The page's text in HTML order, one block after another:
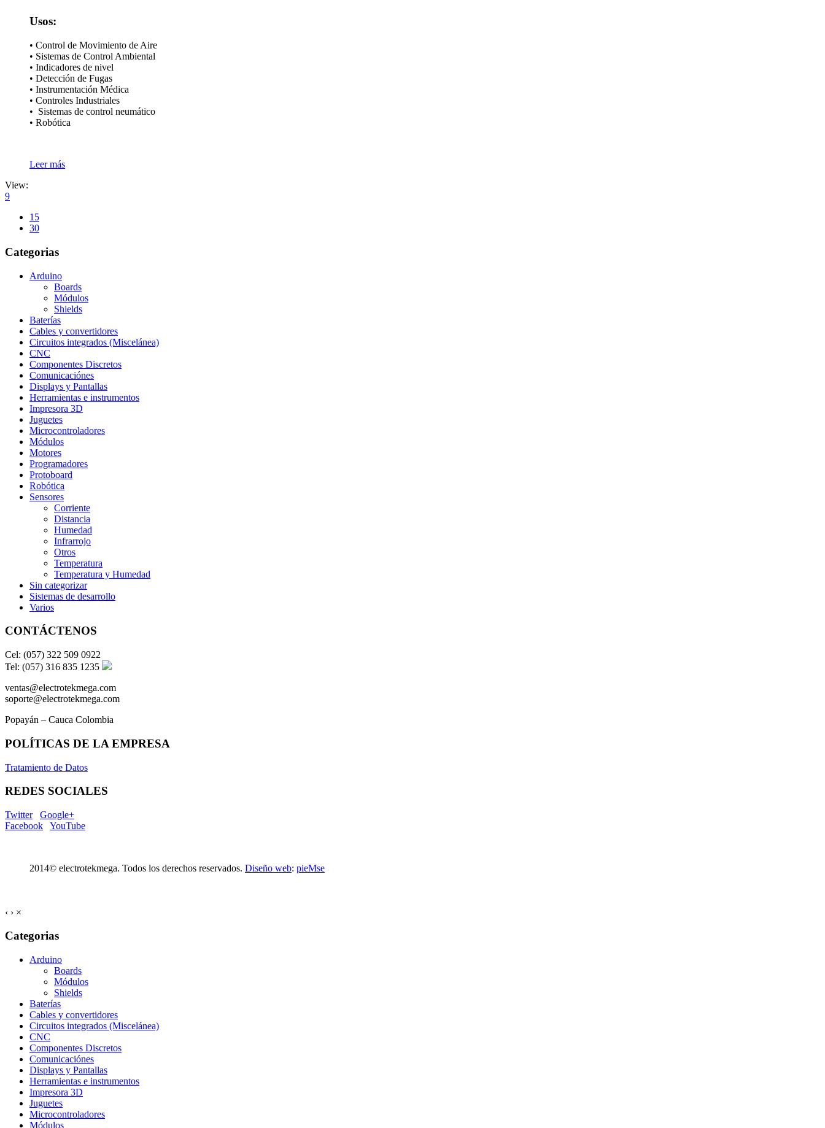
Usos:
• Control de Movimiento de Aire
• Sistemas de Control Ambiental
• Indicadores de nivel
• Detección de Fugas
• Instrumentación Médica
• Controles Industriales
• Sistemas de control neumático
• Robótica
Leer más
View:
9
15
30
Categorias
Arduino
Boards
Módulos
Shields
Baterías
Cables y convertidores
Circuitos integrados (Miscelánea)
CNC
Componentes Discretos
Comunicaciónes
Displays y Pantallas
Herramientas e instrumentos
Impresora 3D
Juguetes
Microcontroladores
Módulos
Motores
Programadores
Protoboard
Robótica
Sensores
Corriente
Distancia
Humedad
Infrarrojo
Otros
Temperatura
Temperatura y Humedad
Sin categorizar
Sistemas de desarrollo
Varios
CONTÁCTENOS
Cel: (057) 322 509 0922
Tel: (057) 316 835 1235
ventas@electrotekmega.com
soporte@electrotekmega.com
Popayán – Cauca Colombia
POLÍTICAS DE LA EMPRESA
Tratamiento de Datos
REDES SOCIALES
Twitter
Google+
Facebook
YouTube
2014© electrotekmega. Todos los derechos reservados. Diseño web: pieMse
‹ › ×
Categorias
Arduino
Boards
Módulos
Shields
Baterías
Cables y convertidores
Circuitos integrados (Miscelánea)
CNC
Componentes Discretos
Comunicaciónes
Displays y Pantallas
Herramientas e instrumentos
Impresora 3D
Juguetes
Microcontroladores
Módulos